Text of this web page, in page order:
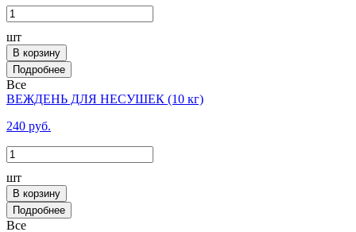
шт
В корзину
Все
ВЕЖДЕНЬ ДЛЯ НЕСУШЕК (10 кг)
240 руб.
шт
В корзину
Все